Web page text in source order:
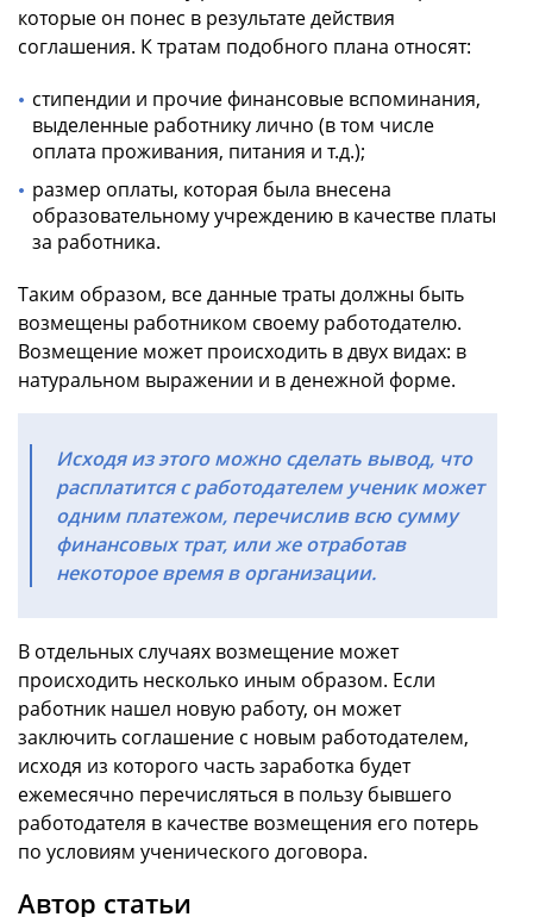
которые он понес в результате действия
соглашения. К тратам подобного плана относят:
стипендии и прочие финансовые вспоминания,
выделенные работнику лично (в том числе
оплата проживания, питания и т.д.);
размер оплаты, которая была внесена
образовательному учреждению в качестве платы
за работника.
Таким образом, все данные траты должны быть
возмещены работником своему работодателю.
Возмещение может происходить в двух видах: в
натуральном выражении и в денежной форме.
Исходя из этого можно сделать вывод, что
расплатится с работодателем ученик может
одним платежом, перечислив всю сумму
финансовых трат, или же отработав
некоторое время в организации.
В отдельных случаях возмещение может
происходить несколько иным образом. Если
работник нашел новую работу, он может
заключить соглашение с новым работодателем,
исходя из которого часть заработка будет
ежемесячно перечисляться в пользу бывшего
работодателя в качестве возмещения его потерь
по условиям ученического договора.
Автор статьи